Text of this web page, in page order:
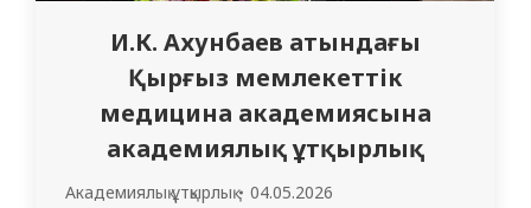
И.К. Ахунбаев атындағы
Қырғыз мемлекеттік
медицина академиясына
академиялық ұтқырлық
Академиялық ұтқырлық 04.05.2026